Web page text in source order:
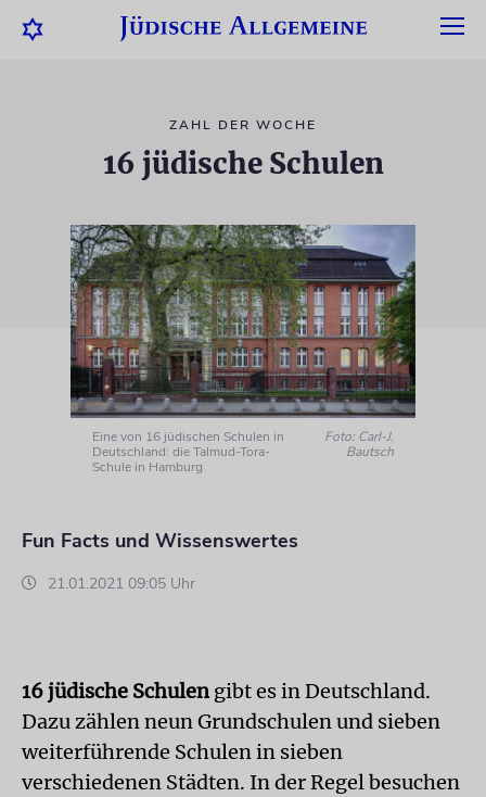
ZAHL DER WOCHE
16 jüdische Schulen
Eine von 16 jüdischen Schulen in
Deutschland: die Talmud-Tora-
Schule in Hamburg
Foto: Carl-J.
Bautsch
Fun Facts und Wissenswertes
21.01.2021 09:05 Uhr
16 jüdische Schulengibt es in Deutschland.
Dazu zählen neun Grundschulen und sieben
weiterführende Schulen in sieben
verschiedenen Städten. In der Regel besuchen